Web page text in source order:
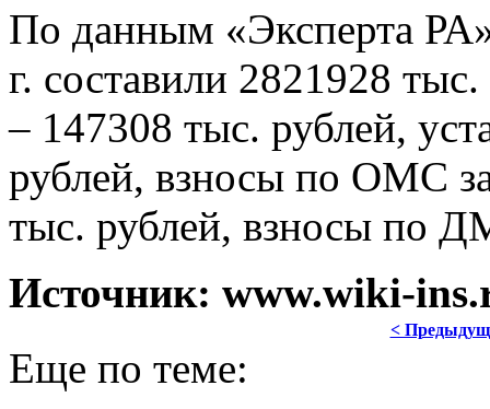
По данным «Эксперта
г. составили 2821928
– 147308 тыс. рублей,
рублей, взносы по ОМС
тыс. рублей, взносы по
Источник: www.wiki-
<
Еще по теме: